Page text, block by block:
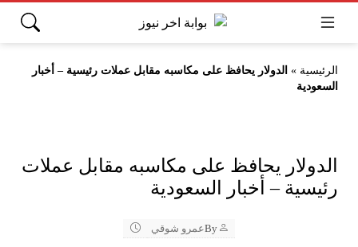
الرئيسية » الدولار يحافظ على مكاسبه مقابل عملات رئيسية – أخبار
السعودية
الدولار يحافظ على مكاسبه مقابل عملات
رئيسية – أخبار السعودية
Byعمرو شوقي